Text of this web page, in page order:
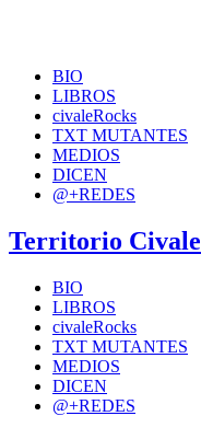
BIO
LIBROS
civaleRocks
TXT MUTANTES
MEDIOS
DICEN
@+REDES
Territorio Civale
BIO
LIBROS
civaleRocks
TXT MUTANTES
MEDIOS
DICEN
@+REDES